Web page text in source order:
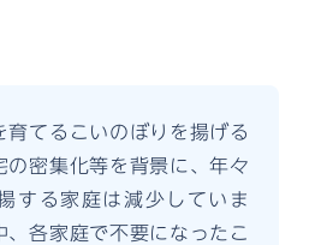
育てるこいのぼりを揚げる
の密集化等を背景に、年々
する家庭は減少していま
、各家庭で不要になったこ